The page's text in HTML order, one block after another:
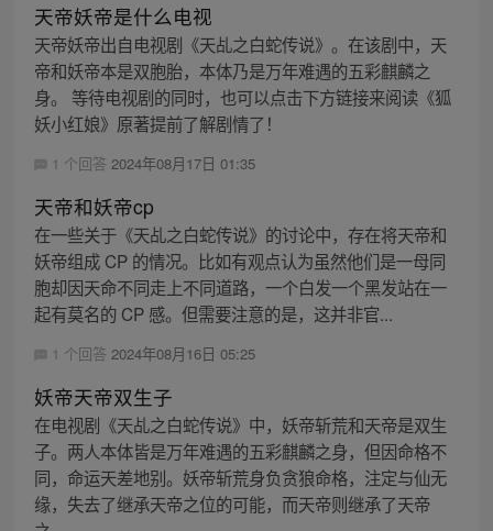
天帝妖帝是什么电视
天帝妖帝出自电视剧《天乩之白蛇传说》。在该剧中，天
帝和妖帝本是双胞胎，本体乃是万年难遇的五彩麒麟之
身。 等待电视剧的同时，也可以点击下方链接来阅读《狐
妖小红娘》原著提前了解剧情了！
1 个回答 2024年08月17日 01:35
天帝和妖帝cp
在一些关于《天乩之白蛇传说》的讨论中，存在将天帝和
妖帝组成 CP 的情况。比如有观点认为虽然他们是一母同
胞却因天命不同走上不同道路，一个白发一个黑发站在一
起有莫名的 CP 感。但需要注意的是，这并非官...
1 个回答 2024年08月16日 05:25
妖帝天帝双生子
在电视剧《天乩之白蛇传说》中，妖帝斩荒和天帝是双生
子。两人本体皆是万年难遇的五彩麒麟之身，但因命格不
同，命运天差地别。妖帝斩荒身负贪狼命格，注定与仙无
缘，失去了继承天帝之位的可能，而天帝则继承了天帝